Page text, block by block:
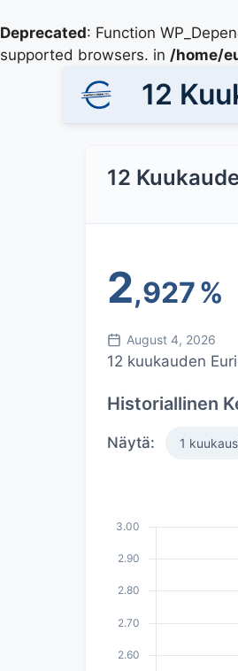
Deprecated: Function
supported browsers. in /home/
12
12
2,927%
August 4, 2026
12 kuukauden
Historiallinen
Näytä: 1